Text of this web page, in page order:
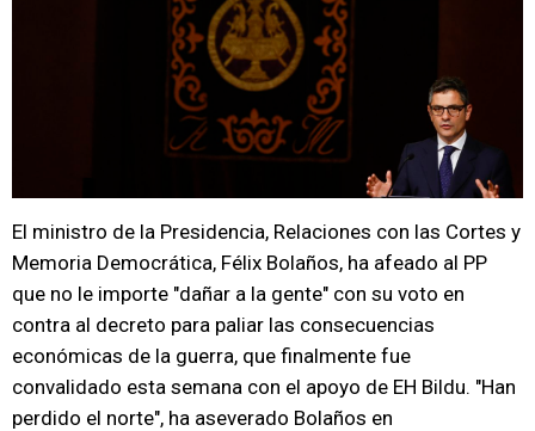
El ministro de la Presidencia, Relaciones con las Cortes y
Memoria Democrática, Félix Bolaños, ha afeado al PP
que no le importe "dañar a la gente" con su voto en
contra al decreto para paliar las consecuencias
económicas de la guerra, que finalmente fue
convalidado esta semana con el apoyo de EH Bildu. "Han
perdido el norte", ha aseverado Bolaños en